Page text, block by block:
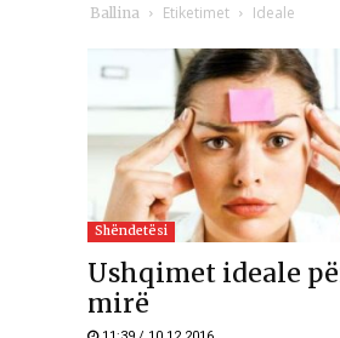
Ballina Etiketimet Ideale
Shëndetësi
Ushqimet ideale
mirë